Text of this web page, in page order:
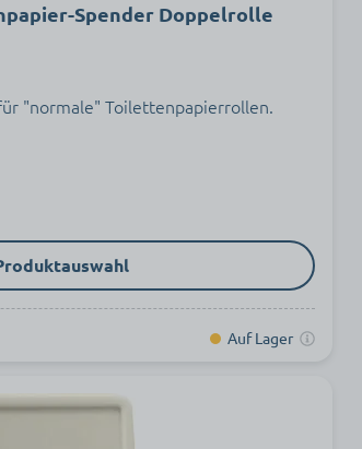
Spender Doppelrolle
"normale" Toilettenpapierrollen.
Auf Lager